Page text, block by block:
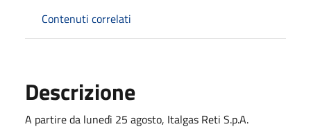
Contenuti correlati
Descrizione
A partire da lunedì 25 agosto, Italgas Reti S.p.A.